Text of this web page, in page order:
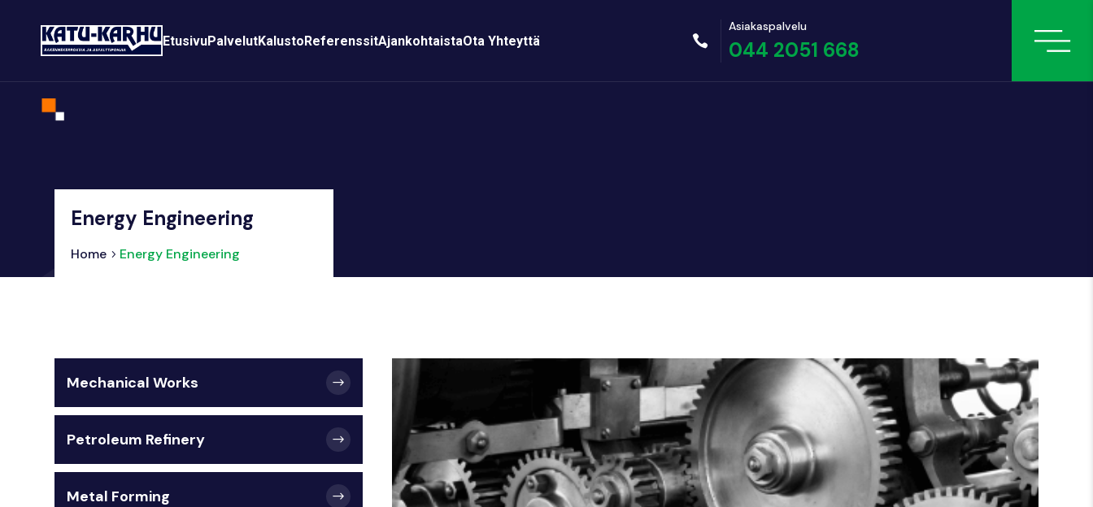
EtusivuPalvelutKalustoReferenssitAjankohtaistaOta Yhteyttä 
Asiakaspalvelu
044 2051 668
Energy Engineering
Home Energy Engineering
Mechanical Works
Petroleum Refinery
Metal Forming